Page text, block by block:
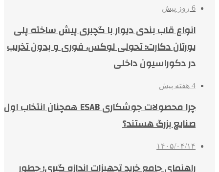
6 روز پیش
انواع قاب بندی دیوار با گچبری پیش ساخته پلی
یورتان دکارت؛ تحولی لوکس، فوری و بدون تخریب
در دکوراسیون داخلی
4 هفته پیش
چرا محصولات جوشکاری ESAB همچنان انتخاب اول
صنایع بزرگ هستند؟
۱۴۰۵/۰۴/۱۴
راهنمای جامع خرید تجهیزات اندازه گیری؛ چطور